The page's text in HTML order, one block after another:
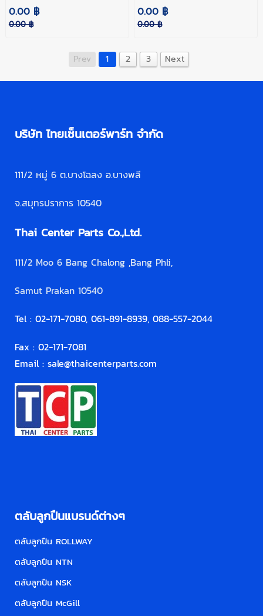
0.00 ฿
0.00 ฿
0.00 ฿
0.00 ฿
Prev 1 2 3 Next
บริษัท ไทยเซ็นเตอร์พาร์ท จำกัด
111/2 หมู่ 6 ต.บางโฉลง อ.บางพลี
จ.สมุทรปราการ 10540
Thai Center Parts Co.,Ltd.
111/2 Moo 6 Bang Chalong ,Bang Phli,
Samut Prakan 10540
Tel : 02-171-7080, 061-891-8939, 088-557-2044
Fax : 02-171-7081
Email : sale@thaicenterparts.com
ตลับลูกปืนแบรนด์ต่างๆ
ตลับลูกปืน ROLLWAY
ตลับลูกปืน NTN
ตลับลูกปืน NSK
ตลับลูกปืน McGill